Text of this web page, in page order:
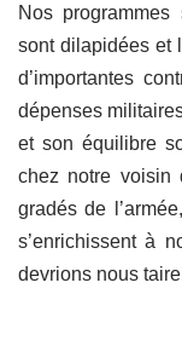
Nos
sont dilapidées et
d’importantes
dépenses
et son équilibre
chez notre
gradés de
s’enrichissent à
devrions nous